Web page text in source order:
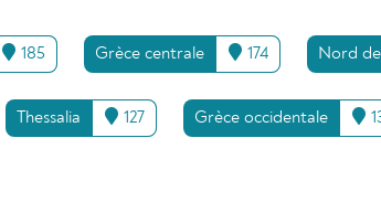
185 Grèce centrale 174 Nord
Thessalia 127 Grèce occidentale